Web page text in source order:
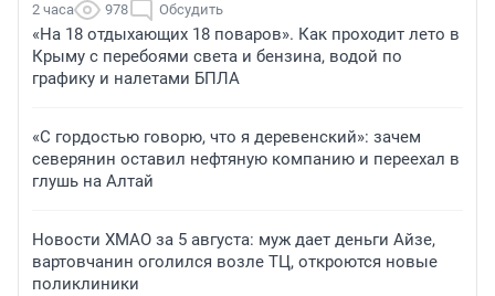
2 часа 978 Обсудить
«На 18 отдыхающих 18 поваров». Как проходит лето в
Крыму с перебоями света и бензина, водой по
графику и налетами БПЛА
«С гордостью говорю, что я деревенский»: зачем
северянин оставил нефтяную компанию и переехал в
глушь на Алтай
Новости ХМАО за 5 августа: муж дает деньги Айзе,
вартовчанин оголился возле ТЦ, откроются новые
поликлиники